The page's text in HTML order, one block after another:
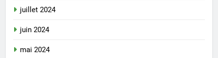
juillet 2024
juin 2024
mai 2024